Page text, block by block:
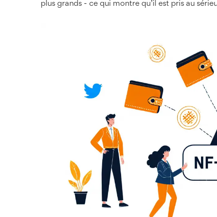
plus grands - ce qui montre qu’il est pris au